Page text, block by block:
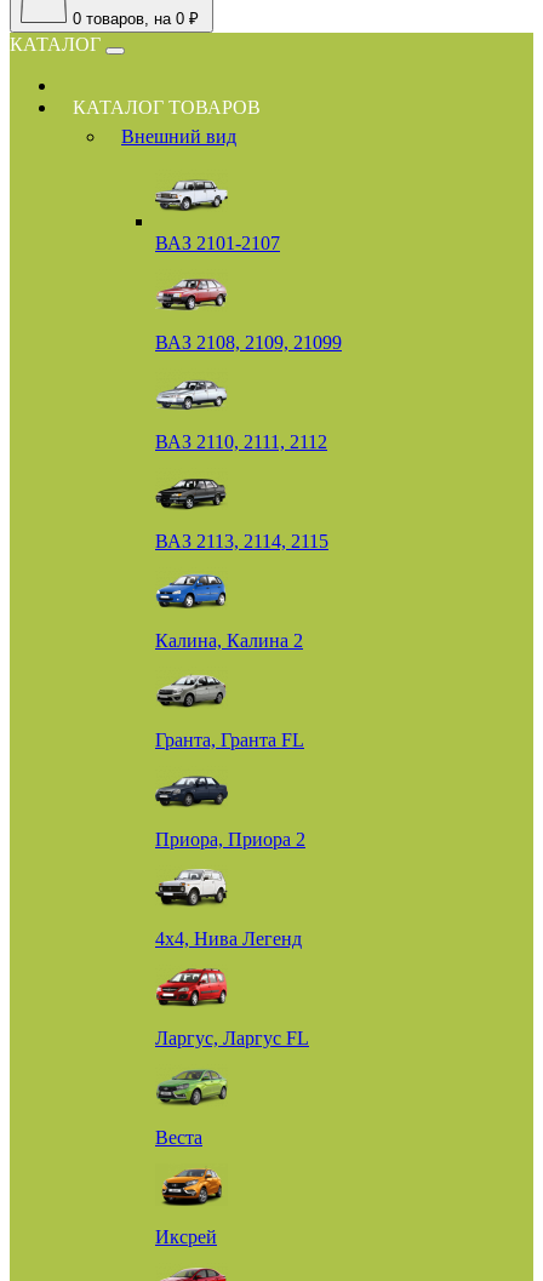
0 товаров, на 0 ₽
КАТАЛОГ
КАТАЛОГ ТОВАРОВ
Внешний вид
ВАЗ 2101-2107
ВАЗ 2108, 2109, 21099
ВАЗ 2110, 2111, 2112
ВАЗ 2113, 2114, 2115
Калина, Калина 2
Гранта, Гранта FL
Приора, Приора 2
4х4, Нива Легенд
Ларгус, Ларгус FL
Веста
Иксрей